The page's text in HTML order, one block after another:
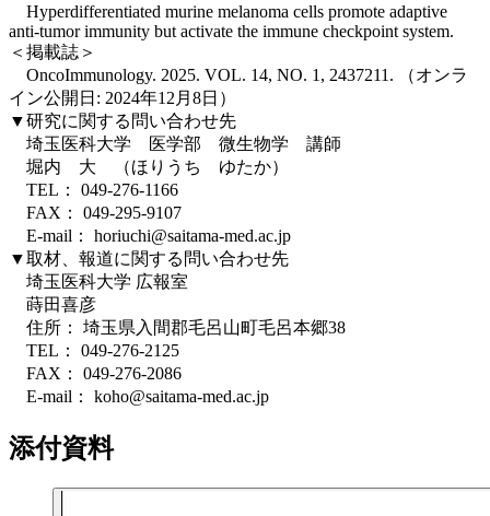
Hyperdifferentiated murine melanoma cells promote adaptive
anti-tumor immunity but activate the immune checkpoint system.
＜掲載誌＞
OncoImmunology. 2025. VOL. 14, NO. 1, 2437211. （オンラ
イン公開日: 2024年12月8日）
▼研究に関する問い合わせ先
埼玉医科大学 医学部 微生物学 講師
堀内 大 （ほりうち ゆたか）
TEL： 049-276-1166
FAX： 049-295-9107
E-mail： horiuchi@saitama-med.ac.jp
▼取材、報道に関する問い合わせ先
埼玉医科大学 広報室
蒔田喜彦
住所： 埼玉県入間郡毛呂山町毛呂本郷38
TEL： 049-276-2125
FAX： 049-276-2086
E-mail： koho@saitama-med.ac.jp
添付資料